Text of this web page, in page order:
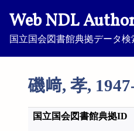
Web NDL
国立国会図書館典拠データ
磯﨑, 孝,
国立国会図書館典拠ID